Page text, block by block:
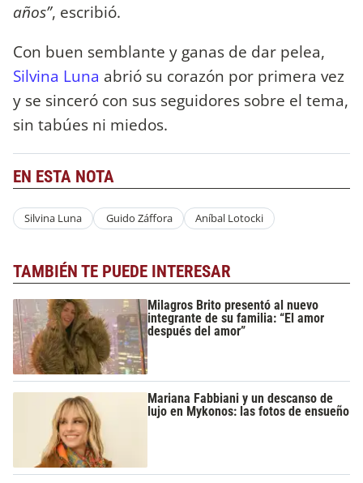
años”, escribió.
Con buen semblante y ganas de dar pelea,
Silvina Luna abrió su corazón por primera vez
y se sinceró con sus seguidores sobre el tema,
sin tabúes ni miedos.
EN ESTA NOTA
Silvina Luna Guido Záffora Aníbal Lotocki
TAMBIÉN TE PUEDE INTERESAR
Milagros Brito presentó al nuevo
integrante de su familia: “El amor
después del amor”
Mariana Fabbiani y un descanso de
lujo en Mykonos: las fotos de ensueño